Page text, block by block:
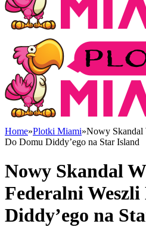
Home»Plotki Miami»Nowy Skandal
Do Domu Diddy’ego na Star Island
Nowy Skandal
Federalni Weszli
Diddy’ego na